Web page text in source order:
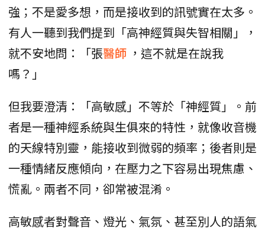
強；不是愛多想，而是接收到的訊號實在太多。
有人一聽到我們提到「高神經質與失智相關」，
就不安地問：「張醫師 ，這不就是在說我
嗎？」
但我要澄清：「高敏感」不等於「神經質」。前
者是一種神經系統與生俱來的特性，就像收音機
的天線特別靈，能接收到微弱的頻率；後者則是
一種情緒反應傾向，在壓力之下容易出現焦慮、
慌亂。兩者不同，卻常被混淆。
高敏感者對聲音、燈光、氣氛、甚至別人的語氣